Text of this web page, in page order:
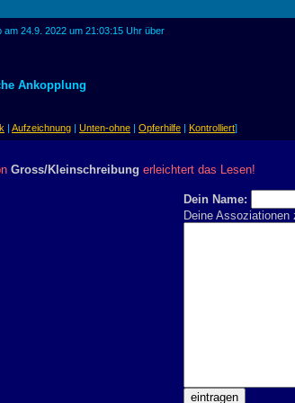
am 24.9. 2022 um 21:03:15 Uhr über
Ankopplung
| Aufzeichnung | Unten-ohne | Opferhilfe | Kontrolliert]
Gross/Kleinschreibung erleichtert das Lesen!
Dein Name:
Deine Assoziationen